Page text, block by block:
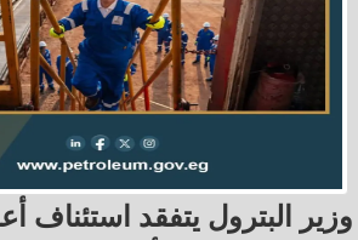
وزير البترول يتفقد استئناف